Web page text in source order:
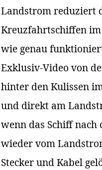
Landstrom reduziert
Kreuzfahrtschiffen
wie genau
Exklusiv-Video von
hinter den Kulissen
und direkt am
wenn das Schiff
wieder vom
Stecker und Kabel